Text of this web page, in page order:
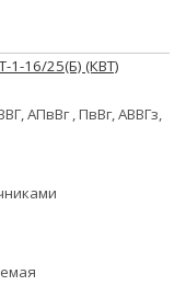
1-16/25(Б) (КВТ)
АПвВг , ПвВг, АВВГз,